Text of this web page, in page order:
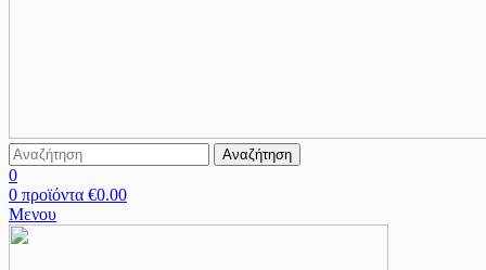
Αναζήτηση
0
0 προϊόντα €0.00
Μενου